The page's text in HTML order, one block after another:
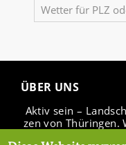
ÜBER UNS
Aktiv sein –
zen von Thü­rin­gen.